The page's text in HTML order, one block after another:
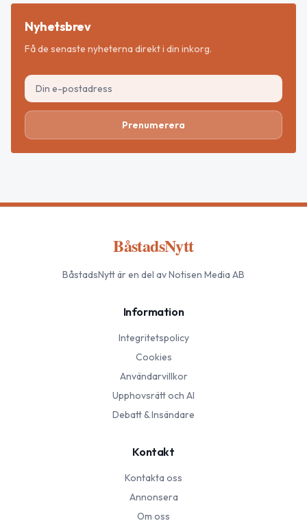
Nyhetsbrev
Få de senaste nyheterna direkt i din inkorg.
Prenumerera
BåstadsNytt
BåstadsNyttär en del av Notisen Media AB
Information
Integritetspolicy
Cookies
Användarvillkor
Upphovsrätt och AI
Debatt & Insändare
Kontakt
Kontakta oss
Annonsera
Om oss